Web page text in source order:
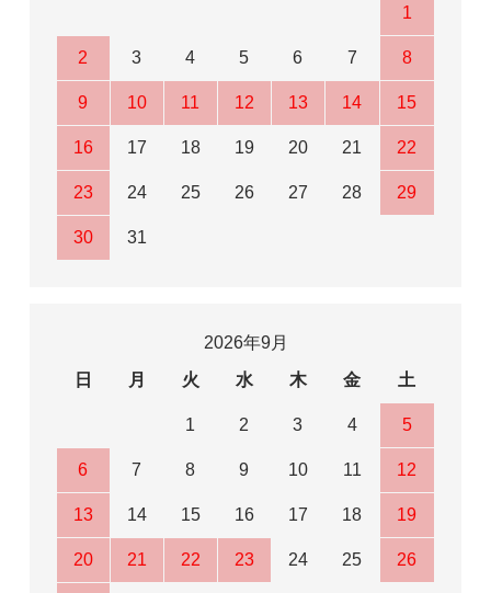
1
2 3 4 5 6 7 8
9 10 11 12 13 14 15
16 17 18 19 20 21 22
23 24 25 26 27 28 29
30 31
2026年9月
日
月 火 水 木 金 土
1 2 3 4 5
6 7 8 9 10 11 12
13 14 15 16 17 18 19
20 21 22 23 24 25 26